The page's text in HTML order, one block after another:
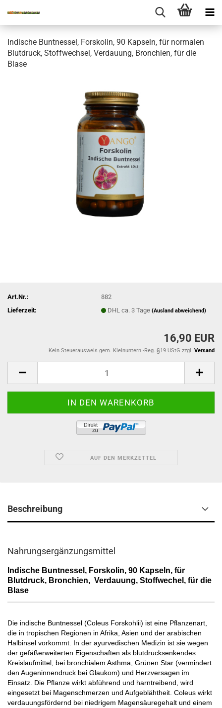
Indische Buntnessel, Forskolin, 90 Kapseln, für normalen
Blutdruck, Stoffwechsel, Verdauung, Bronchien, für die
Blase
Art.Nr.:
882
Lieferzeit:
DHL ca. 3 Tage(Ausland abweichend)
16,90 EUR
Kein Steuerausweis gem. Kleinuntern.-Reg. §19 UStG zzgl. Versand
AUF DEN MERKZETTEL
Beschreibung
Nahrungsergänzungsmittel
Indische Buntnessel, Forskolin, 90 Kapseln, für
Blutdruck, Bronchien, Verdauung, Stoffwechel, für die
Blase
Die indische Buntnessel (Coleus Forskohlii) ist eine Pflanzenart,
die in tropischen Regionen in Afrika, Asien und der arabischen
Halbinsel vorkommt. In der ayurvedischen Medizin ist sie wegen
der gefäßerweiterten Eigenschaften als blutdrucksenkendes
Kreislaufmittel, bei bronchialem Asthma, Grünen Star (vermindert
den Augeninnendruck bei Glaukom) und Herzversagen im
Einsatz. Die Pflanze wirkt abführend und harntreibend, wird
eingesetzt bei Magenschmerzen und Aufgeblähtheit. Coleus wirkt
verdauungsfördernd bei niedrigem Magensäuregehalt und einem